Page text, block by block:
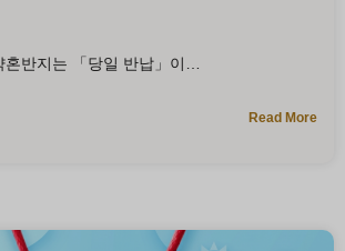
반지는 「당일 반납」이
Read More